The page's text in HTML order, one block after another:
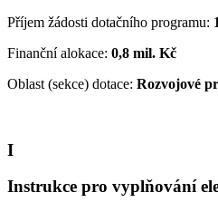
Příjem žádosti dotačního programu:
Finanční alokace: 0,8 mil. Kč
Oblast (sekce) dotace: Rozvojové
I
Instrukce pro vyplňování